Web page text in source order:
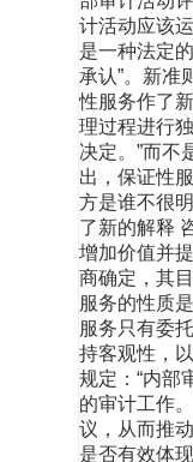
计活动应该
是一种法定
承认”。新准
性服务作了
理过程进行
决定。”而不
出，保证性
方是谁不很
了新的解释
增加价值并
商确定，其
服务的性质
服务只有委
持客观性，
规定：“内部
的审计工作
议，从而推
是否有效体